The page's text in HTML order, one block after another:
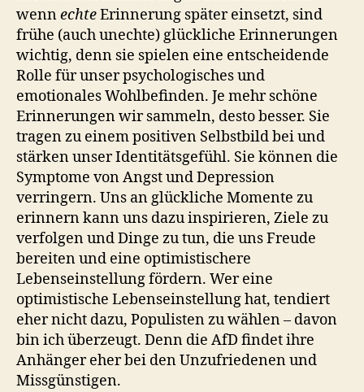
wennechteErinnerung später einsetzt, sind
frühe (auch unechte) glückliche Erinnerungen
wichtig, denn sie spielen eine entscheidende
Rolle für unser psychologisches und
emotionales Wohlbefinden. Je mehr schöne
Erinnerungen wir sammeln, desto besser. Sie
tragen zu einem positiven Selbstbild bei und
stärken unser Identitätsgefühl. Sie können die
Symptome von Angst und Depression
verringern. Uns an glückliche Momente zu
erinnern kann uns dazu inspirieren, Ziele zu
verfolgen und Dinge zu tun, die uns Freude
bereiten und eine optimistischere
Lebenseinstellung fördern. Wer eine
optimistische Lebenseinstellung hat, tendiert
eher nicht dazu, Populisten zu wählen – davon
bin ich überzeugt. Denn die AfD findet ihre
Anhänger eher bei den Unzufriedenen und
Missgünstigen.